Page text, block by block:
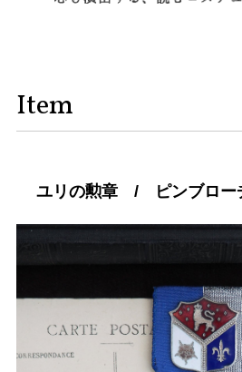
Item
ユリの勲章 / ピンブロー